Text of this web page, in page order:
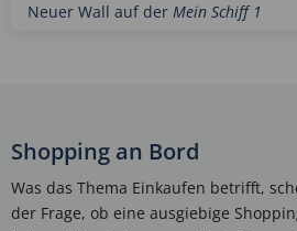
Neuer Wall auf der Mein Schiff 1
Shopping an Bord
Was das Thema Einkaufen betrifft,
der Frage, ob eine ausgiebige